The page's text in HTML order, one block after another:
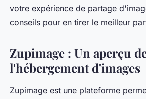
votre expérience de partage
conseils pour en tirer le meilleur
Zupimage : Un aperçu
l'hébergement d'images
Zupimage est une plateforme